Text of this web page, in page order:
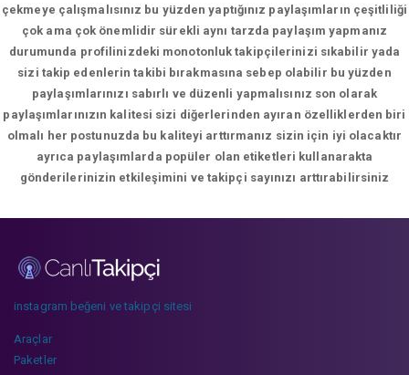
çekmeye çalışmalısınız bu yüzden yaptığınız paylaşımların çeşitliliği
çok ama çok önemlidir sürekli aynı tarzda paylaşım yapmanız
durumunda profilinizdeki monotonluk takipçilerinizi sıkabilir yada
sizi takip edenlerin takibi bırakmasına sebep olabilir bu yüzden
paylaşımlarınızı sabırlı ve düzenli yapmalısınız son olarak
paylaşımlarınızın kalitesi sizi diğerlerinden ayıran özelliklerden biri
olmalı her postunuzda bu kaliteyi arttırmanız sizin için iyi olacaktır
ayrıca paylaşımlarda popüler olan etiketleri kullanarakta
gönderilerinizin etkileşimini ve takipçi sayınızı arttırabilirsiniz
instagram beğeni ve takipçi sitesi
Araçlar
Paketler